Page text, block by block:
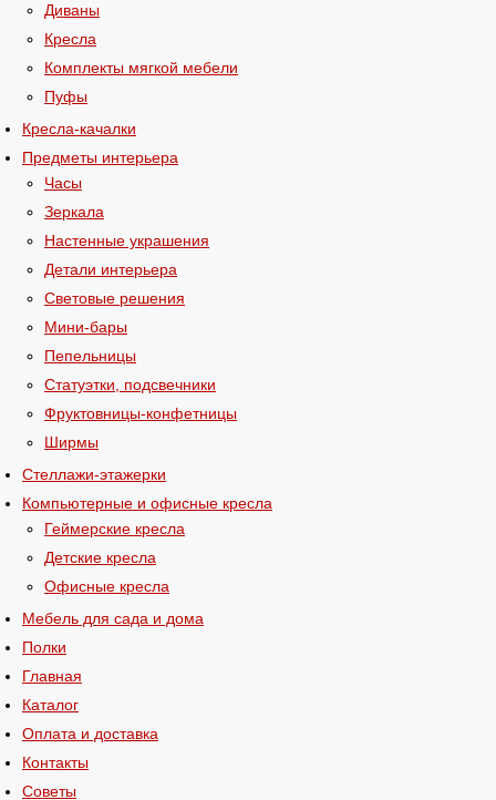
Диваны
Кресла
Комплекты мягкой мебели
Пуфы
Кресла-качалки
Предметы интерьера
Часы
Зеркала
Настенные украшения
Детали интерьера
Световые решения
Мини-бары
Пепельницы
Статуэтки, подсвечники
Фруктовницы-конфетницы
Ширмы
Стеллажи-этажерки
Компьютерные и офисные кресла
Геймерские кресла
Детские кресла
Офисные кресла
Мебель для сада и дома
Полки
Главная
Каталог
Оплата и доставка
Контакты
Советы